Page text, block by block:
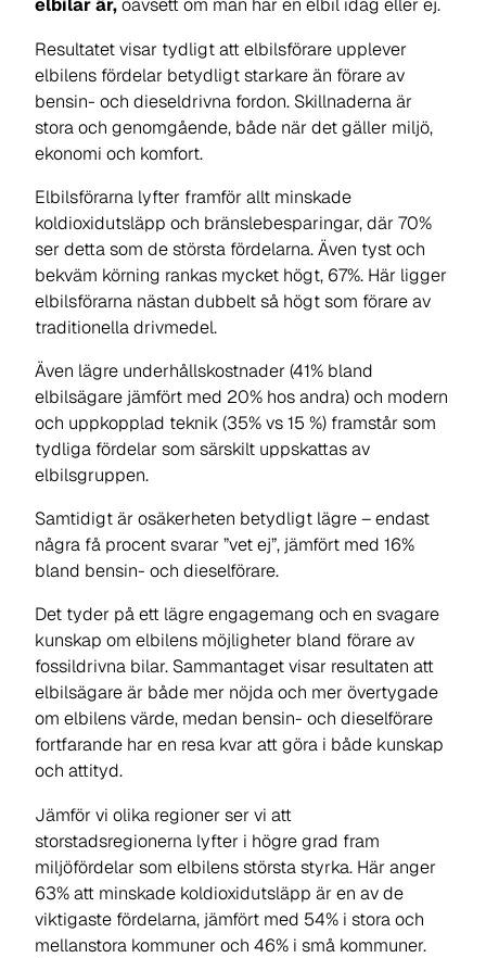
elbilar är,oavsett om man har en elbil idag eller ej.
Resultatet visar tydligt att elbilsförare upplever
elbilens fördelar betydligt starkare än förare av
bensin- och dieseldrivna fordon. Skillnaderna är
stora och genomgående, både när det gäller miljö,
ekonomi och komfort.
Elbilsförarna lyfter framför allt minskade
koldioxidutsläpp och bränslebesparingar, där 70%
ser detta som de största fördelarna. Även tyst och
bekväm körning rankas mycket högt, 67%. Här ligger
elbilsförarna nästan dubbelt så högt som förare av
traditionella drivmedel.
Även lägre underhållskostnader (41% bland
elbilsägare jämfört med 20% hos andra) och modern
och uppkopplad teknik (35% vs 15 %) framstår som
tydliga fördelar som särskilt uppskattas av
elbilsgruppen.
Samtidigt är osäkerheten betydligt lägre – endast
några få procent svarar ”vet ej”, jämfört med 16%
bland bensin- och dieselförare.
Det tyder på ett lägre engagemang och en svagare
kunskap om elbilens möjligheter bland förare av
fossildrivna bilar. Sammantaget visar resultaten att
elbilsägare är både mer nöjda och mer övertygade
om elbilens värde, medan bensin- och dieselförare
fortfarande har en resa kvar att göra i både kunskap
och attityd.
Jämför vi olika regioner ser vi att
storstadsregionerna lyfter i högre grad fram
miljöfördelar som elbilens största styrka. Här anger
63% att minskade koldioxidutsläpp är en av de
viktigaste fördelarna, jämfört med 54% i stora och
mellanstora kommuner och 46% i små kommuner.